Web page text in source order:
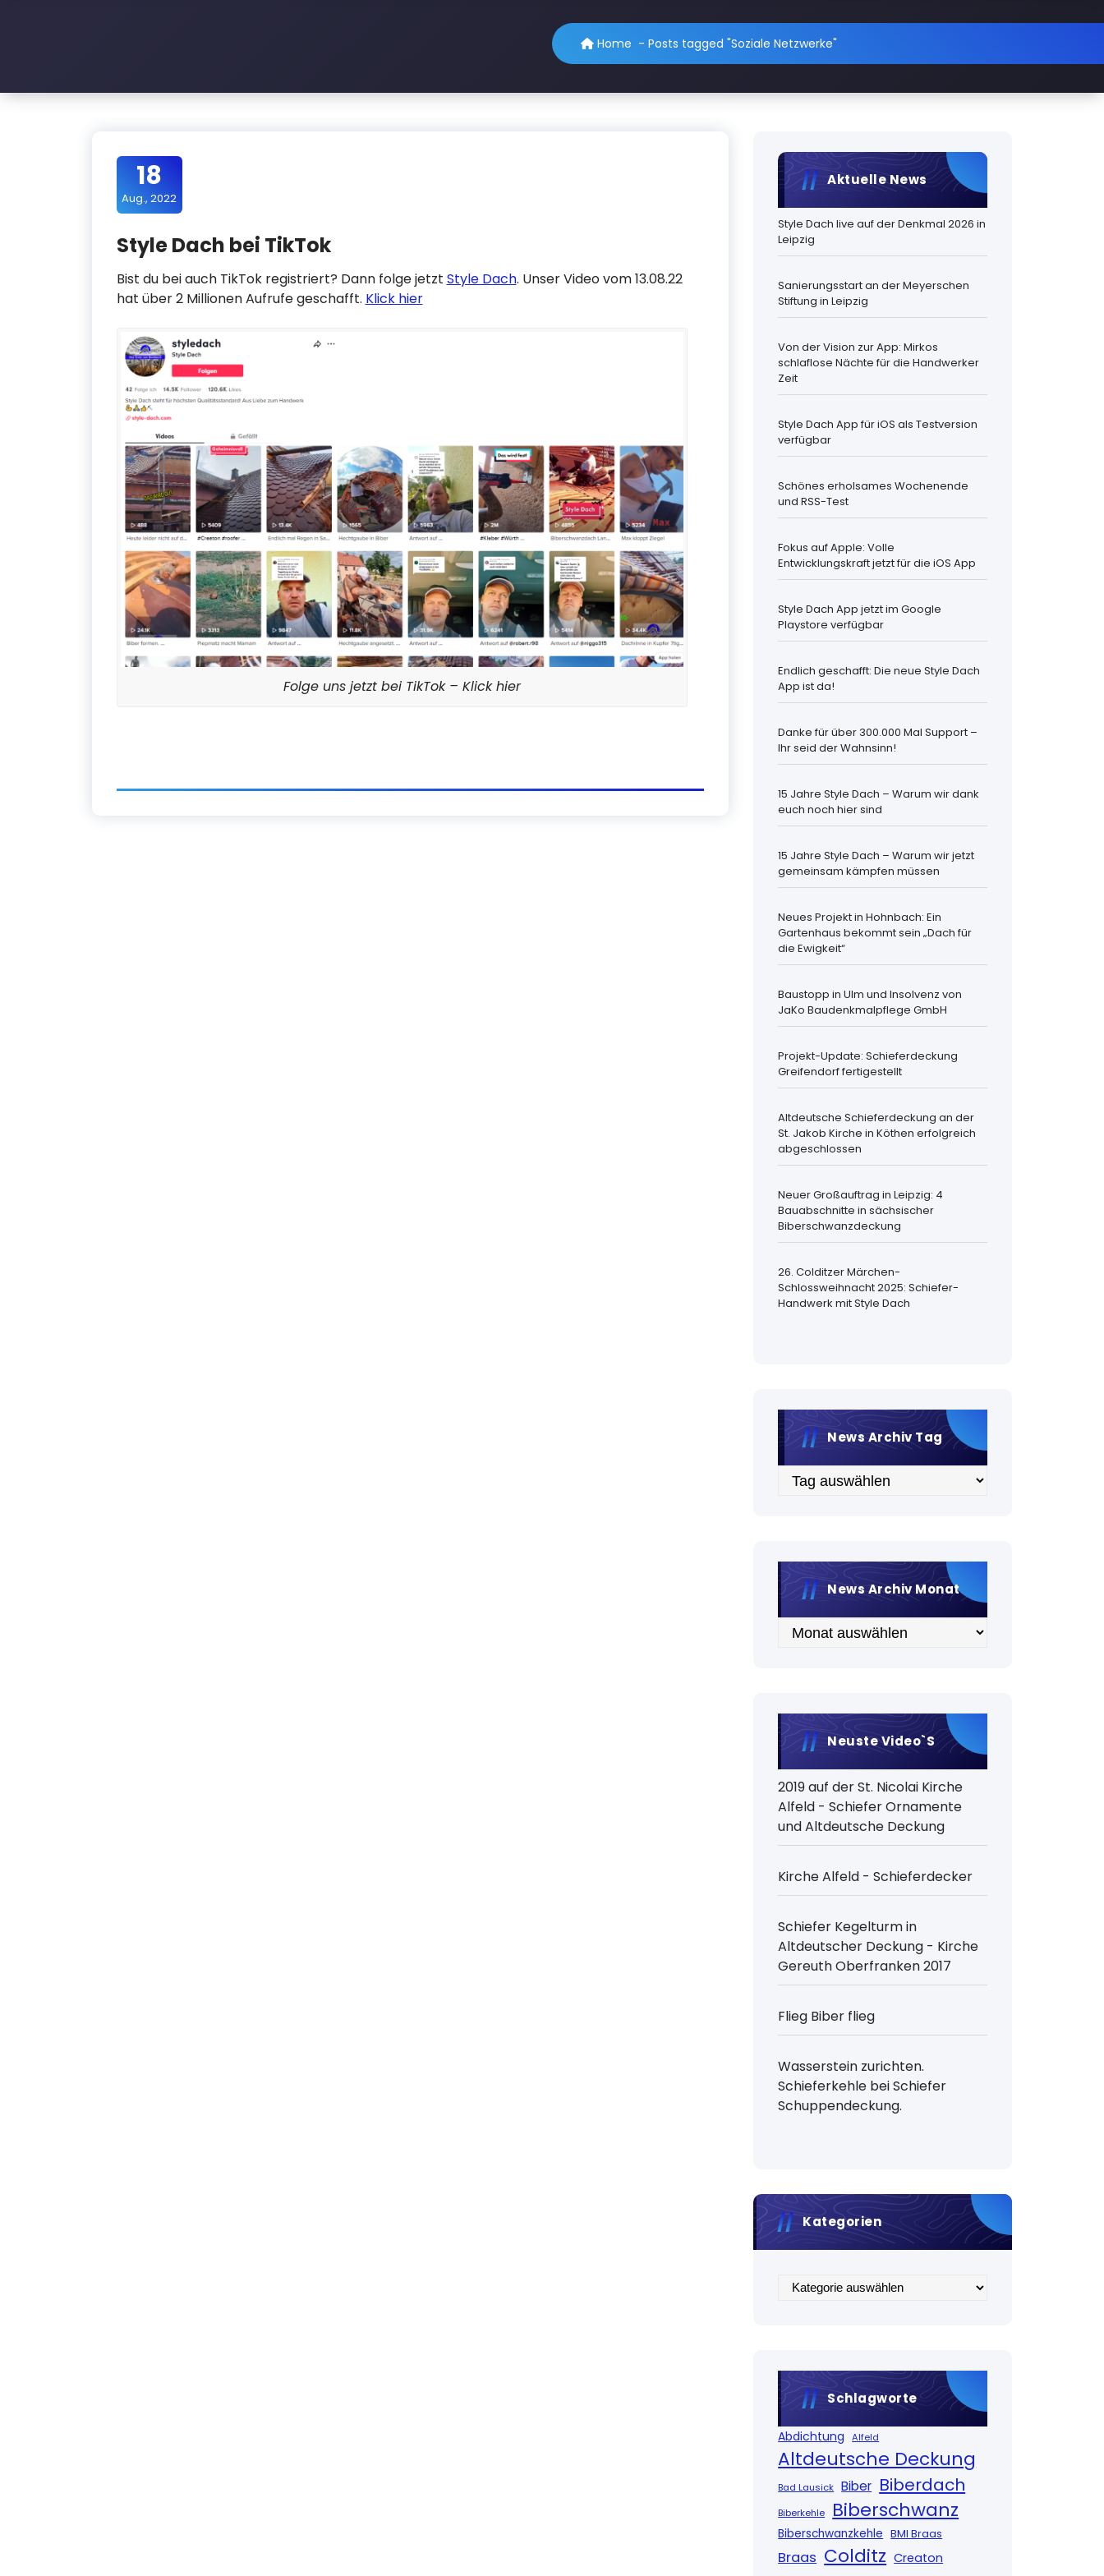
D
Home - Posts tagged "Soziale Netzwerke"
18
Aug., 2022
Style Dach bei TikTok
Bist du bei auch TikTok registriert? Dann folge jetzt Style Dach. Unser Video vom 13.08.22
hat über 2 Millionen Aufrufe geschafft. Klick hier
Folge uns jetzt bei TikTok – Klick hier
Aktuelle News
Style Dach live auf der Denkmal 2026 in
Leipzig
Sanierungsstart an der Meyerschen
Stiftung in Leipzig
Von der Vision zur App: Mirkos
schlaflose Nächte für die Handwerker
Zeit
Style Dach App für iOS als Testversion
verfügbar
Schönes erholsames Wochenende
und RSS-Test
Fokus auf Apple: Volle
Entwicklungskraft jetzt für die iOS App
Style Dach App jetzt im Google
Playstore verfügbar
Endlich geschafft: Die neue Style Dach
App ist da!
Danke für über 300.000 Mal Support –
Ihr seid der Wahnsinn!
15 Jahre Style Dach – Warum wir dank
euch noch hier sind
15 Jahre Style Dach – Warum wir jetzt
gemeinsam kämpfen müssen
Neues Projekt in Hohnbach: Ein
Gartenhaus bekommt sein „Dach für
die Ewigkeit“
Baustopp in Ulm und Insolvenz von
JaKo Baudenkmalpflege GmbH
Projekt-Update: Schieferdeckung
Greifendorf fertigestellt
Altdeutsche Schieferdeckung an der
St. Jakob Kirche in Köthen erfolgreich
abgeschlossen
Neuer Großauftrag in Leipzig: 4
Bauabschnitte in sächsischer
Biberschwanzdeckung
26. Colditzer Märchen-
Schlossweihnacht 2025: Schiefer-
Handwerk mit Style Dach
News Archiv Tag
Archiv
News Archiv Monat
Archiv
Neuste Video`s
2019 auf der St. Nicolai Kirche
Alfeld - Schiefer Ornamente
und Altdeutsche Deckung
Kirche Alfeld - Schieferdecker
Schiefer Kegelturm in
Altdeutscher Deckung - Kirche
Gereuth Oberfranken 2017
Flieg Biber flieg
Wasserstein zurichten.
Schieferkehle bei Schiefer
Schuppendeckung.
Kategorien
Kategorien
Schlagworte
Abdichtung Alfeld
Altdeutsche Deckung
Bad Lausick Biber Biberdach
Biberkehle Biberschwanz
Biberschwanzkehle BMI Braas
Braas Colditz Creaton